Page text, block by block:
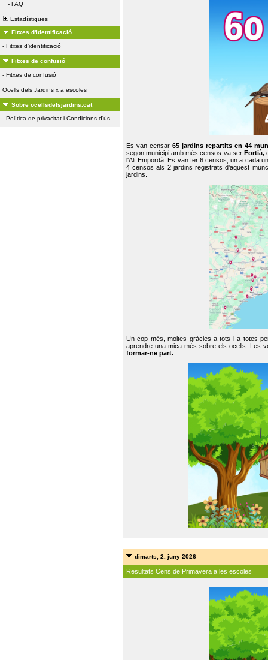
- FAQ
Estadístiques
Fitxes d'identificació
- Fitxes d'identificació
Fitxes de confusió
- Fitxes de confusió
Ocells dels Jardins x a escoles
Sobre ocellsdelsjardins.cat
- Política de privacitat i Condicions d'ús
Es van censar65 jardins repartits en 44
segon municipi amb més censos va ser Fortià,
l'Alt Empordà. Es van fer 6 censos, un a cada
4 censos als 2 jardins registrats d'aquest
jardins.
Un cop més, moltes gràcies a tots i a totes
aprendre una mica més sobre els ocells. Les
formar-ne part.
dimarts, 2. juny 2026
Resultats Cens de Primavera a les escoles